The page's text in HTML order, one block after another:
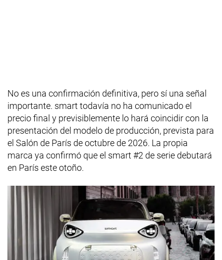
No es una confirmación definitiva, pero sí una señal
importante. smart todavía no ha comunicado el
precio final y previsiblemente lo hará coincidir con la
presentación del modelo de producción, prevista para
el Salón de París de octubre de 2026. La propia
marca ya confirmó que el smart #2 de serie debutará
en París este otoño.